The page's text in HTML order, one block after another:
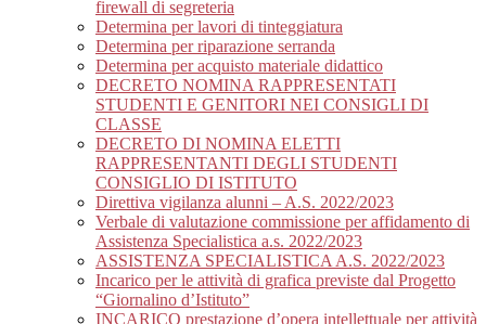
firewall di segreteria
Determina per lavori di tinteggiatura
Determina per riparazione serranda
Determina per acquisto materiale didattico
DECRETO NOMINA RAPPRESENTATI
STUDENTI E GENITORI NEI CONSIGLI DI
CLASSE
DECRETO DI NOMINA ELETTI
RAPPRESENTANTI DEGLI STUDENTI
CONSIGLIO DI ISTITUTO
Direttiva vigilanza alunni – A.S. 2022/2023
Verbale di valutazione commissione per affidamento di
Assistenza Specialistica a.s. 2022/2023
ASSISTENZA SPECIALISTICA A.S. 2022/2023
Incarico per le attività di grafica previste dal Progetto
“Giornalino d’Istituto”
INCARICO prestazione d’opera intellettuale per attività